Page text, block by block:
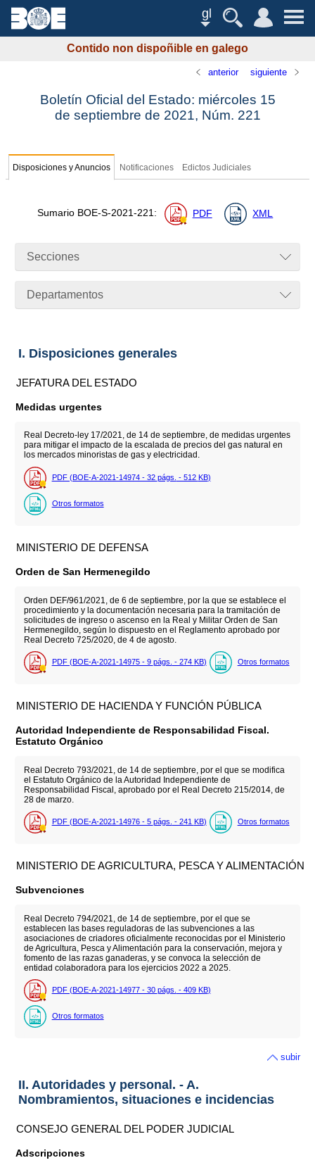
gl
Contido non dispoñible en galego
anterior siguiente
Boletín Oficial del Estado: miércoles 15
de septiembre de 2021, Núm. 221
Disposiciones y Anuncios Notificaciones Edictos Judiciales
Sumario BOE-S-2021-221: PDF XML
Secciones
Departamentos
I. Disposiciones generales
JEFATURA DEL ESTADO
Medidas urgentes
Real Decreto-ley 17/2021, de 14 de septiembre, de medidas urgentes
para mitigar el impacto de la escalada de precios del gas natural en
los mercados minoristas de gas y electricidad.
PDF (BOE-A-2021-14974 - 32 págs. - 512 KB)
Otros formatos
MINISTERIO DE DEFENSA
Orden de San Hermenegildo
Orden DEF/961/2021, de 6 de septiembre, por la que se establece el
procedimiento y la documentación necesaria para la tramitación de
solicitudes de ingreso o ascenso en la Real y Militar Orden de San
Hermenegildo, según lo dispuesto en el Reglamento aprobado por
Real Decreto 725/2020, de 4 de agosto.
PDF (BOE-A-2021-14975 - 9 págs. - 274 KB) Otros formatos
MINISTERIO DE HACIENDA Y FUNCIÓN PÚBLICA
Autoridad Independiente de Responsabilidad Fiscal.
Estatuto Orgánico
Real Decreto 793/2021, de 14 de septiembre, por el que se modifica
el Estatuto Orgánico de la Autoridad Independiente de
Responsabilidad Fiscal, aprobado por el Real Decreto 215/2014, de
28 de marzo.
PDF (BOE-A-2021-14976 - 5 págs. - 241 KB) Otros formatos
MINISTERIO DE AGRICULTURA, PESCA Y ALIMENTACIÓN
Subvenciones
Real Decreto 794/2021, de 14 de septiembre, por el que se
establecen las bases reguladoras de las subvenciones a las
asociaciones de criadores oficialmente reconocidas por el Ministerio
de Agricultura, Pesca y Alimentación para la conservación, mejora y
fomento de las razas ganaderas, y se convoca la selección de
entidad colaboradora para los ejercicios 2022 a 2025.
PDF (BOE-A-2021-14977 - 30 págs. - 409 KB)
Otros formatos
subir
II. Autoridades y personal. - A.
Nombramientos, situaciones e incidencias
CONSEJO GENERAL DEL PODER JUDICIAL
Adscripciones